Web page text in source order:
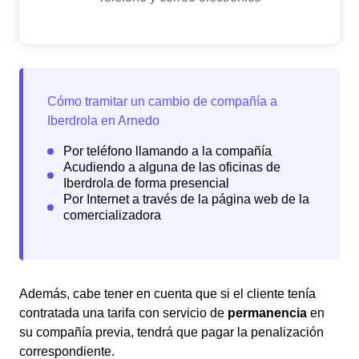
Además, cabe tener en cuenta que si el cliente tenía
contratada una tarifa con servicio de permanencia en
su compañía previa, tendrá que pagar la penalización
correspondiente.